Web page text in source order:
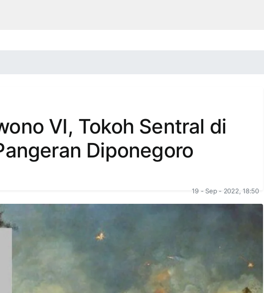
VI, Tokoh Sentral di
Diponegoro
19 - Sep - 2022, 18:50